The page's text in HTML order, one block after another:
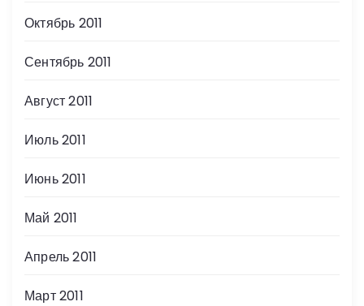
Октябрь 2011
Сентябрь 2011
Август 2011
Июль 2011
Июнь 2011
Май 2011
Апрель 2011
Март 2011